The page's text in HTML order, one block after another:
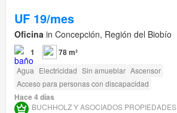
UF 19/mes
Oficina in Concepción, Región del Biobío
1 78 m²
Agua Electricidad Sin amueblar Ascensor
Acceso para personas con discapacidad
Hace 4 días
BUCHHOLZ Y ASOCIADOS PROPIEDADES